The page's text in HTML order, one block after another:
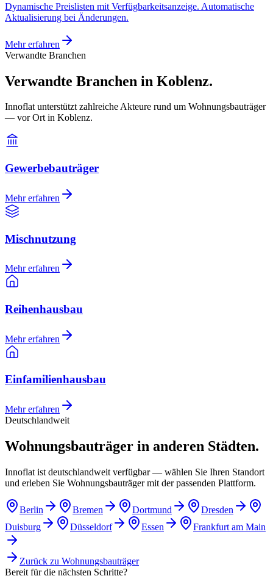
Dynamische Preislisten mit Verfügbarkeitsanzeige. Automatische
Aktualisierung bei Änderungen.
Mehr erfahren
Verwandte Branchen
Verwandte Branchen in Koblenz.
Innoflat unterstützt zahlreiche Akteure rund um Wohnungsbauträger
— vor Ort in Koblenz.
Gewerbebauträger
Mehr erfahren
Mischnutzung
Mehr erfahren
Reihenhausbau
Mehr erfahren
Einfamilienhausbau
Mehr erfahren
Deutschlandweit
Wohnungsbauträger in anderen Städten.
Innoflat ist deutschlandweit verfügbar — wählen Sie Ihren Standort
und erleben Sie Wohnungsbauträger mit der passenden Plattform.
Berlin Bremen Dortmund
Dresden
Duisburg
Düsseldorf Essen Frankfurt am Main
Zurück zu Wohnungsbauträger
Bereit für die nächsten Schritte?